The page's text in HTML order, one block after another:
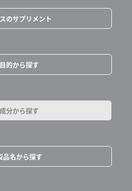
のサプリメント
目的から探す
成分から探す
品名から探す